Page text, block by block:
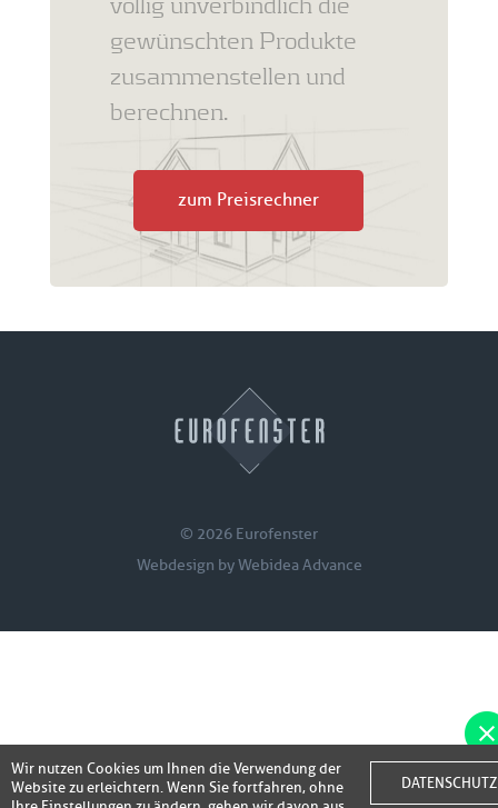
Wir nutzen Cookies um Ihnen die Verwendung der
Website zu erleichtern. Wenn Sie fortfahren, ohne
DATENSCHUTZ
Fotos der Fenster/Elemente per WhatsApp
gewünschten Produkte
zusammenstellen und
berechnen.
zum Preisrechner
© 2026 Eurofenster
Webdesign byWebidea Advance